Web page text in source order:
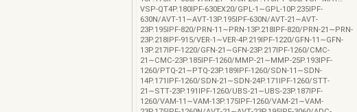
VSP‐QT4P.180IPF‐630EX20/GPL‐1∼GPL‐10P.235IPF‐
630N/AVT‐11∼AVT‐13P.195IPF‐630N/AVT‐21∼AVT‐
23P.195IPF‐820/PRN‐11∼PRN‐13P.218IPF‐820/PRN‐21∼PRN‐
23P.218IPF‐915/VER‐1∼VER‐4P.219IPF‐1220/GFN‐11∼GFN‐
13P.217IPF‐1220/GFN‐21∼GFN‐23P.217IPF‐1260/CMC‐
21∼CMC‐23P.185IPF‐1260/MMP‐21∼MMP‐25P.193IPF‐
1260/PTQ‐21∼PTQ‐23P.189IPF‐1260/SDN‐11∼SDN‐
14P.171IPF‐1260/SDN‐21∼SDN‐24P.171IPF‐1260/STT‐
21∼STT‐23P.191IPF‐1260/UBS‐21∼UBS‐23P.187IPF‐
1260/VAM‐11∼VAM‐13P.175IPF‐1260/VAM‐21∼VAM‐